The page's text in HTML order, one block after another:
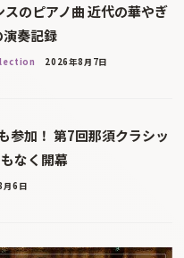
スのピアノ曲 近代の華やぎ
奏記録
2026年8月7日
参加！ 第7回那須クラシッ
なく開幕
6日